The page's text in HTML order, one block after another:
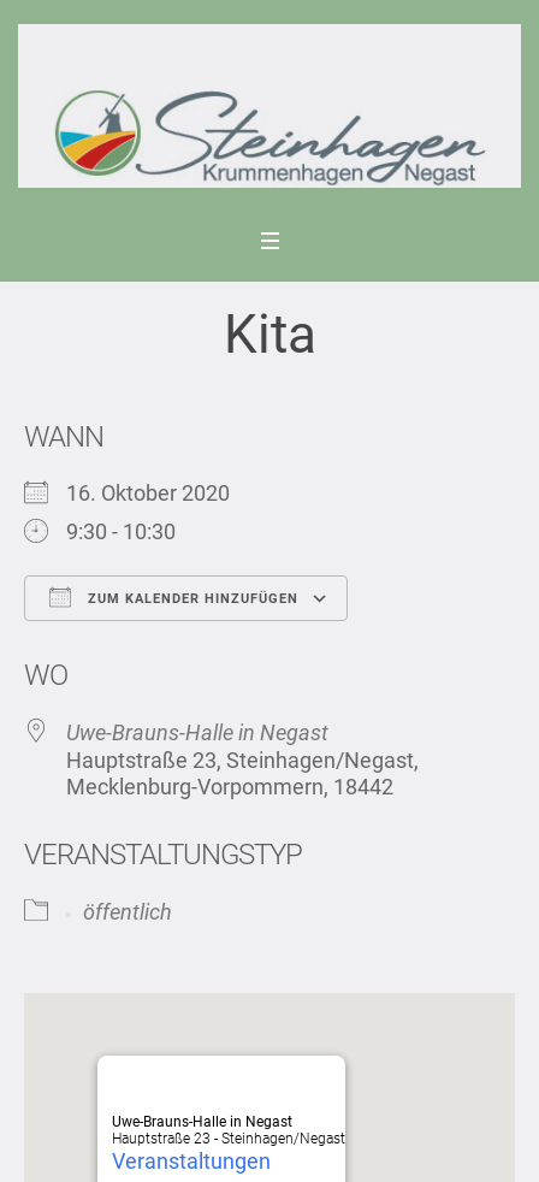
Kita
WANN
16. Oktober 2020
9:30 - 10:30
ZUM KALENDER HINZUFÜGEN
WO
Uwe-Brauns-Halle in Negast
Hauptstraße 23, Steinhagen/Negast,
Mecklenburg-Vorpommern, 18442
VERANSTALTUNGSTYP
öffentlich
Uwe-Brauns-Halle in Negast
Hauptstraße 23 - Steinhagen/Negast
Veranstaltungen